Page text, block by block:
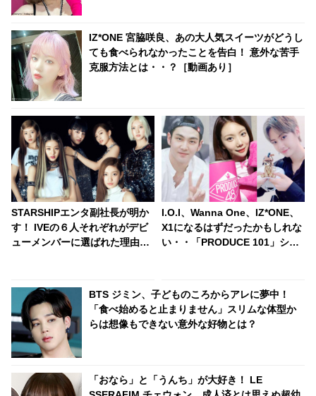
IZ*ONE 宮脇咲良、あの大人気スイーツがどうし
ても食べられなかったことを告白！ 意外な苦手
克服方法とは・・？［動画あり］
STARSHIPエンタ副社長が明か
す！ IVEの６人それぞれがデビ
ューメンバーに選ばれた理由と
勉さ、情熱・・ 納得のワケが明
かされる
I.O.I、Wanna One、IZ*ONE、
X1になるはずだったかもしれな
い・・「PRODUCE 101」シリ
BTS ジミン、子どものころからアレに夢中！
「食べ始めると止まりません」スリムな体型か
らは想像もできない意外な好物とは？
「おなら」と「うんち」が大好き！ LE